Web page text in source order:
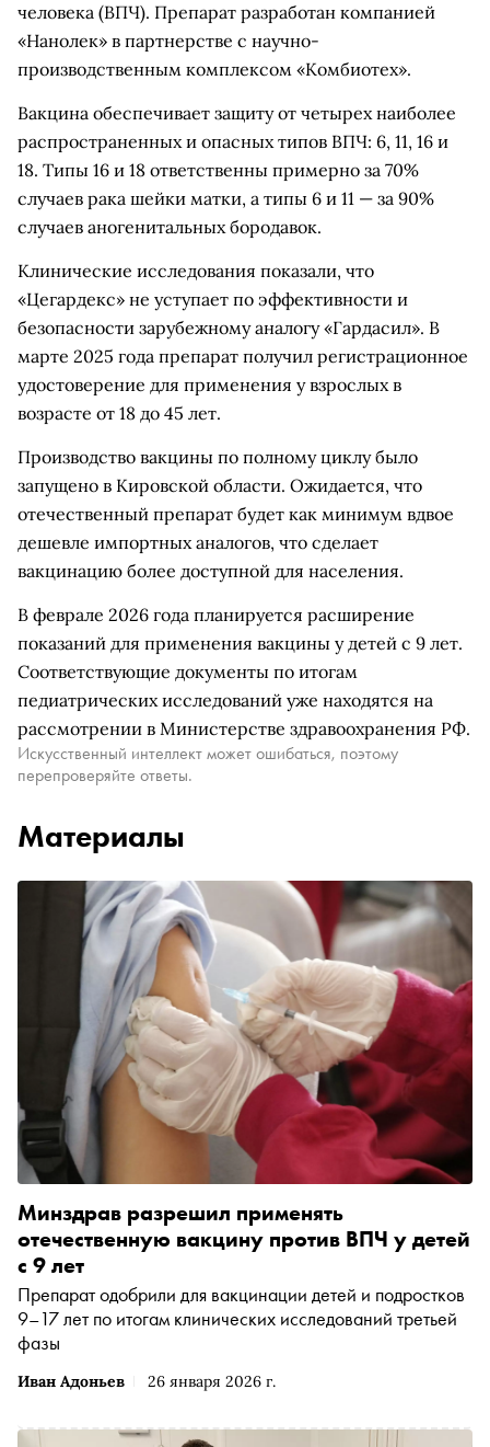
человека (ВПЧ). Препарат разработан компанией
«Нанолек» в партнерстве с научно-
производственным комплексом «Комбиотех».
Вакцина обеспечивает защиту от четырех наиболее
распространенных и опасных типов ВПЧ: 6, 11, 16 и
18. Типы 16 и 18 ответственны примерно за 70%
случаев рака шейки матки, а типы 6 и 11 — за 90%
случаев аногенитальных бородавок.
Клинические исследования показали, что
«Цегардекс» не уступает по эффективности и
безопасности зарубежному аналогу «Гардасил». В
марте 2025 года препарат получил регистрационное
удостоверение для применения у взрослых в
возрасте от 18 до 45 лет.
Производство вакцины по полному циклу было
запущено в Кировской области. Ожидается, что
отечественный препарат будет как минимум вдвое
дешевле импортных аналогов, что сделает
вакцинацию более доступной для населения.
В феврале 2026 года планируется расширение
показаний для применения вакцины у детей с 9 лет.
Соответствующие документы по итогам
педиатрических исследований уже находятся на
рассмотрении в Министерстве здравоохранения РФ.
Искусственный интеллект может ошибаться, поэтому
перепроверяйте ответы.
Материалы
Иван Адоньев 26 января 2026 г.
Минздрав разрешил применять
отечественную вакцину против ВПЧ у детей
с 9 лет
Препарат одобрили для вакцинации детей и подростков
9–17 лет по итогам клинических исследований третьей
фазы